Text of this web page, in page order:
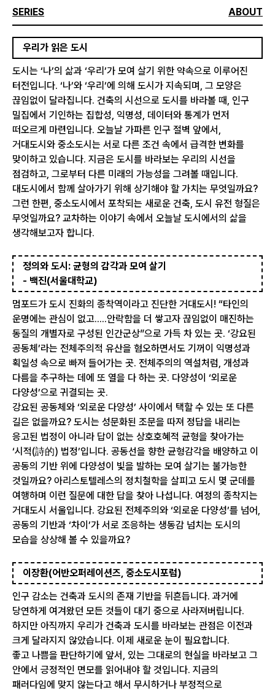
SERIES ABOUT
우리가 읽은 도시
도시는 ‘나’의 삶과 ‘우리’가 모여 살기 위한 약속으로 이루어진
터전입니다. ‘나’와 ‘우리’에 의해 도시가 지속되며, 그 모양은
끊임없이 달라집니다. 건축의 시선으로 도시를 바라볼 때, 인구
밀집에서 기인하는 집합성, 익명성, 데이터와 통계가 먼저
떠오르게 마련입니다. 오늘날 가파른 인구 절벽 앞에서,
거대도시와 중소도시는 서로 다른 조건 속에서 급격한 변화를
맞이하고 있습니다. 지금은 도시를 바라보는 우리의 시선을
점검하고, 그로부터 다른 미래의 가능성을 그려볼 때입니다.
대도시에서 함께 살아가기 위해 상기해야 할 가치는 무엇일까요?
그런 한편, 중소도시에서 포착되는 새로운 건축, 도시 유전 형질은
무엇일까요? 교차하는 이야기 속에서 오늘날 도시에서의 삶을
생각해보고자 합니다.
정의와 도시: 균형의 감각과 모여 살기
- 백진(서울대학교)
멈포드가 도시 진화의 종착역이라고 진단한 거대도시! “타인의
운명에는 관심이 없고.....안락함을 더 쌓고자 끊임없이 매진하는
동질의 개별자로 구성된 인간군상”으로 가득 차 있는 곳. ‘강요된
공동체’라는 전체주의적 유산을 혐오하면서도 기꺼이 익명성과
획일성 속으로 빠져 들어가는 곳. 전체주의의 역설처럼, 개성과
다름을 추구하는 데에 또 열을 다 하는 곳. 다양성이 ‘외로운
다양성’으로 귀결되는 곳.
강요된 공동체와 ‘외로운 다양성’ 사이에서 택할 수 있는 또 다른
길은 없을까요? 도시는 성문화된 조문을 따져 정답을 내리는
응고된 법정이 아니라 답이 없는 상호호혜적 균형을 찾아가는
‘시적(詩的) 법정’입니다. 공동선을 향한 균형감각을 배양하고 이
공동의 기반 위에 다양성이 빛을 발하는 모여 살기는 불가능한
것일까요? 아리스토텔레스의 정치철학을 살피고 도시 몇 군데를
여행하며 이런 질문에 대한 답을 찾아 나섭니다. 여정의 종착지는
거대도시 서울입니다. 강요된 전체주의와 ‘외로운 다양성’를 넘어,
공동의 기반과 ‘차이’가 서로 조응하는 생동감 넘치는 도시의
모습을 상상해 볼 수 있을까요?
이장환(어반오퍼레이션즈, 중소도시포럼)
인구 감소는 건축과 도시의 존재 기반을 뒤흔듭니다. 과거에
당연하게 여겨왔던 모든 것들이 대기 중으로 사라져버립니다.
하지만 아직까지 우리가 건축과 도시를 바라보는 관점은 이전과
크게 달라지지 않았습니다. 이제 새로운 눈이 필요합니다.
좋고 나쁨을 판단하기에 앞서, 있는 그대로의 현실을 바라보고 그
안에서 긍정적인 면모를 읽어내야 할 것입니다. 지금의
패러다임에 맞지 않는다고 해서 무시하거나 부정적으로